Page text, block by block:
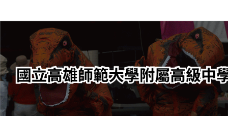
轉
要
內
容